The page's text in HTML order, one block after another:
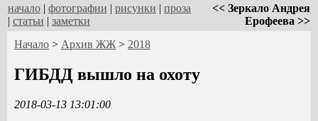
начало | фотографии | рисунки | проза
| статьи | заметки
<< Зеркало Андрея
Ерофеева >>
Начало > Архив ЖЖ > 2018
ГИБДД вышло на охоту
2018-03-13 13:01:00